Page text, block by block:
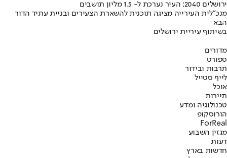
ירושלים 2040: העיר נערכת ל- 1.5 מליון תושבים
מנכ"לית העירייה מציגה תוכנית להשארת הצעירים ובניית עתיד הדור
הבא
בשיתוף עיריית ירושלים
מדורים
ספורט
תרבות ובידור
לייף סטייל
אוכל
תיירות
טכנולוגיה ומדע
הורוסקופ
ForReal
מגזין השבוע
דעות
חדשות בארץ